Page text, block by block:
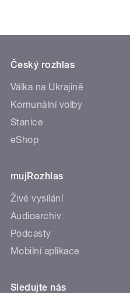
Český rozhlas
Válka na Ukrajině
Komunální volby
Stanice
eShop
mujRozhlas
Živé vysílání
Audioarchiv
Podcasty
Mobilní aplikace
Sledujte nás